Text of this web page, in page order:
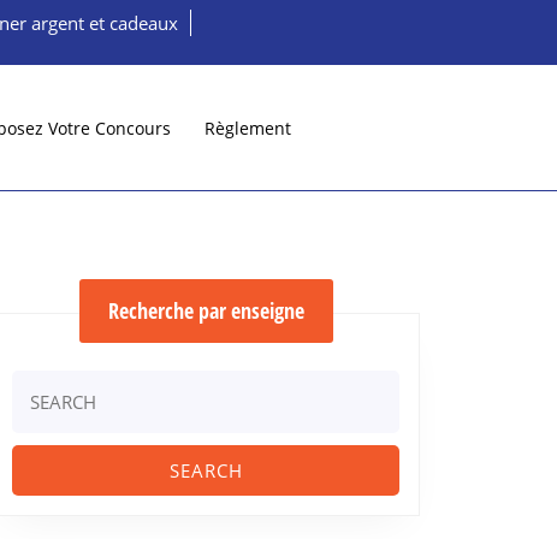
argent et cadeaux
Votre Concours Règlement
Recherche par enseigne
for: